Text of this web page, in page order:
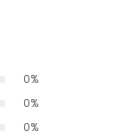
0%
0%
0%